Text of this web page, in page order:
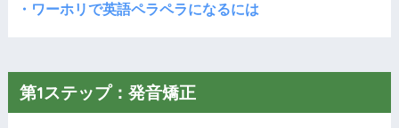
・ワーホリで英語ペラペラになるには
第1ステップ：発音矯正